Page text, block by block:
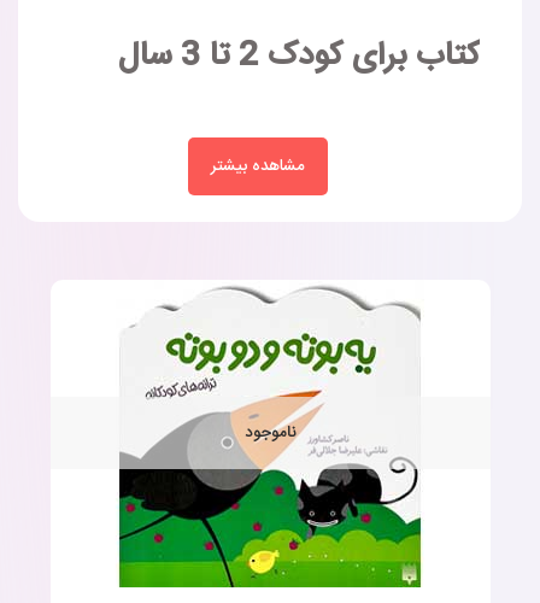
کتاب برای کودک 2 تا 3 سال
مشاهده بیشتر
ناموجود